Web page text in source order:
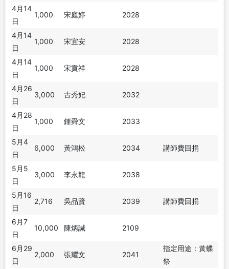
4月14
日
1,000 宋庭婷 2028
4月14
日
1,000 宋宜安 2028
4月14
日
1,000 宋貢祥 2028
4月26
日
3,000 古秀妃 2032
4月28
日
1,000 鍾舜文 2033
5月4
日
6,000 黃鴻松 2034 講師費回捐
5月5
日
3,000 李永龍 2038
5月16
日
2,716 吳品賢 2039 講師費回捐
6月7
日
10,000 陳炳諴 2109
6月29
日
2,000 張耀文 2041
指定用途：黃蝶
祭